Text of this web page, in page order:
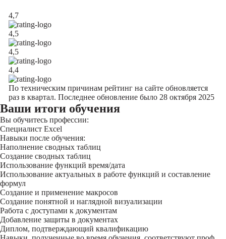
4,7
4,5
4,5
4,4
По техническим причинам рейтинг на сайте обновляется
раз в квартал. Последнее обновление было 28 октября 2025
Ваши итоги обучения
Вы обучитесь профессии:
Специалист Excel
Навыки после обучения:
Наполнение сводных таблиц
Создание сводных таблиц
Использование функций время/дата
Использование актуальных в работе функций и составление
формул
Создание и применение макросов
Создание понятной и наглядной визуализации
Работа с доступами к документам
Добавление защиты в документах
Диплом, подтверждающий квалификацию